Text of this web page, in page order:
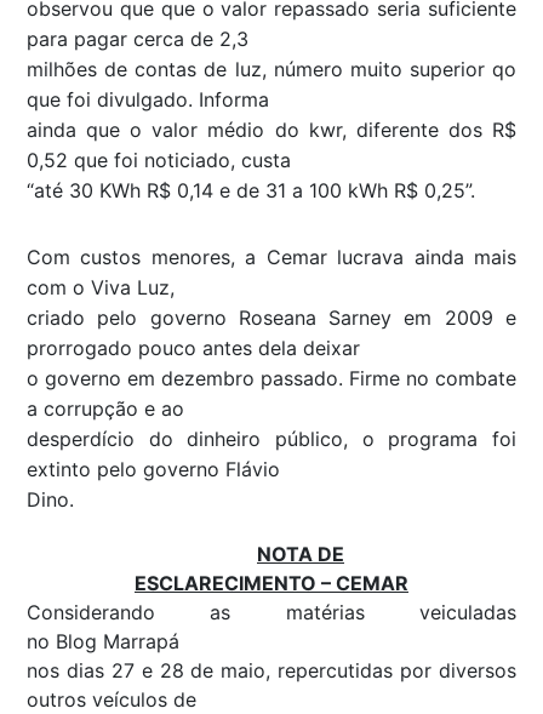
observou que que o valor repassado seria suficiente
para pagar cerca de 2,3
milhões de contas de luz, número muito superior qo
que foi divulgado. Informa
ainda que o valor médio do kwr, diferente dos R$
0,52 que foi noticiado, custa
“até 30 KWh R$ 0,14 e de 31 a 100 kWh R$ 0,25”.
Com custos menores, a Cemar lucrava ainda mais
com o Viva Luz,
criado pelo governo Roseana Sarney em 2009 e
prorrogado pouco antes dela deixar
o governo em dezembro passado. Firme no combate
a corrupção e ao
desperdício do dinheiro público, o programa foi
extinto pelo governo Flávio
Dino.
NOTA DE
ESCLARECIMENTO – CEMAR
Considerando as matérias veiculadas
no Blog Marrapá
nos dias 27 e 28 de maio, repercutidas por diversos
outros veículos de